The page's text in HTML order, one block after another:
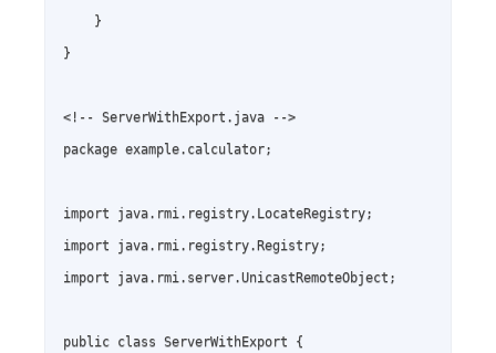
    }
}
<!-- ServerWithExport.java -->
package example.calculator;
import java.rmi.registry.LocateRegistry;
import java.rmi.registry.Registry;
import java.rmi.server.UnicastRemoteObject;
public class ServerWithExport {